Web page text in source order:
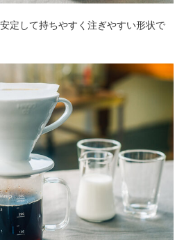
定して持ちやすく注ぎやすい形状で